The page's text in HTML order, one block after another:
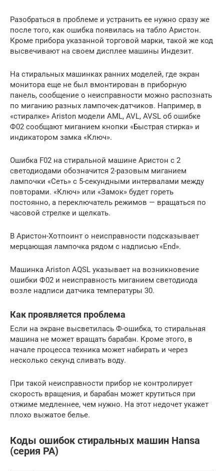
Разобраться в проблеме и устранить ее нужно сразу же
после того, как ошибка появилась на табло Аристон.
Кроме прибора указанной торговой марки, такой же код
высвечивают на своем дисплее машины Индезит.
На стиральных машинках ранних моделей, где экран
монитора еще не был вмонтирован в приборную
панель, сообщение о неисправности можно распознать
по миганию разных лампочек-датчиков. Например, в
«стиралке» Ariston модели AML, AVL, AVSL об ошибке
Ф02 сообщают миганием кнопки «Быстрая стирка» и
индикатором замка «Ключ».
Ошибка F02 на стиральной машине Аристон с 2
светодиодами обозначится 2-разовым миганием
лампочки «Сеть» с 5-секундными интервалами между
повторами. «Ключ» или «Замок» будет гореть
постоянно, а переключатель режимов — вращаться по
часовой стрелке и щелкать.
В Аристон-Хотпоинт о неисправности подсказывает
мерцающая лампочка рядом с надписью «End».
Машинка Ariston AQSL указывает на возникновение
ошибки Ф02 и неисправность миганием светодиода
возле надписи датчика температуры 30.
Как проявляется проблема
Если на экране высветилась Ф-ошибка, то стиральная
машина не может вращать барабан. Кроме этого, в
начале процесса техника может набирать и через
несколько секунд сливать воду.
При такой неисправности прибор не контролирует
скорость вращения, и барабан может крутиться при
отжиме медленнее, чем нужно. На этот недочет укажет
плохо выжатое белье.
Коды ошибок стиральных машин Hansa
(серия РА)